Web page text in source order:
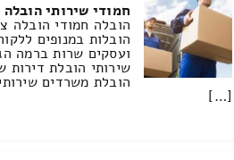
חמודי שירותי הובלה
הובלה חמודי הובלה
הובלות במנופים
ועסקים שרות ברמה
שירותי הובלת דירות
הובלת משרדים
[…]